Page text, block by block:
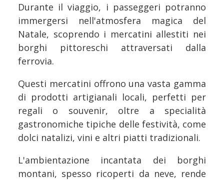
Durante il viaggio, i passeggeri potranno
immergersi nell'atmosfera magica del
Natale, scoprendo i mercatini allestiti nei
borghi pittoreschi attraversati dalla
ferrovia.
Questi mercatini offrono una vasta gamma
di prodotti artigianali locali, perfetti per
regali o souvenir, oltre a specialità
gastronomiche tipiche delle festività, come
dolci natalizi, vini e altri piatti tradizionali.
L'ambientazione incantata dei borghi
montani, spesso ricoperti da neve, rende